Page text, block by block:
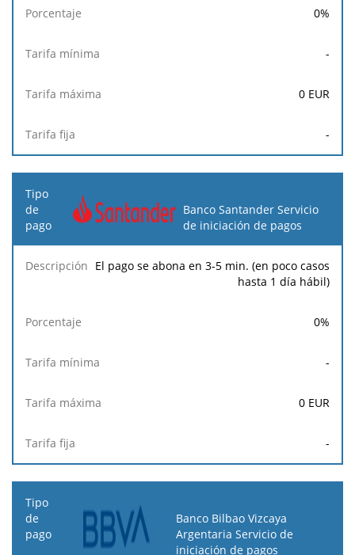
0%
-
0 EUR
-
Banco Santander Servicio
de iniciación de pagos
El pago se abona en 3-5 min. (en poco casos
hasta 1 día hábil)
0%
-
0 EUR
-
Banco Bilbao Vizcaya
Argentaria Servicio de
iniciación de pagos